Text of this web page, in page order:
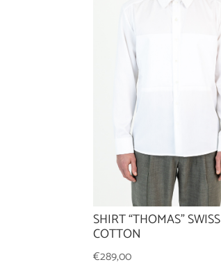
SHIRT “THOMAS” SWISS
COTTON
€289,00